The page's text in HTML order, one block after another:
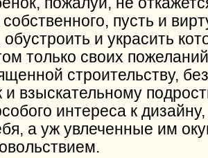
пусть и
обустроить и украсить
только своих
строительству,
взыскательному
интереса к
а уж увлеченные им